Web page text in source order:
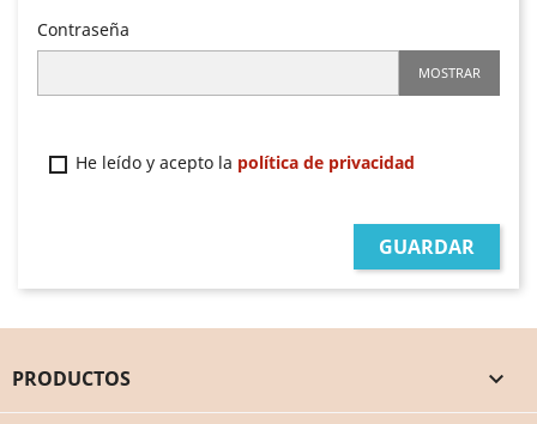
Contraseña
MOSTRAR
He leído y acepto la política de privacidad
GUARDAR
PRODUCTOS 